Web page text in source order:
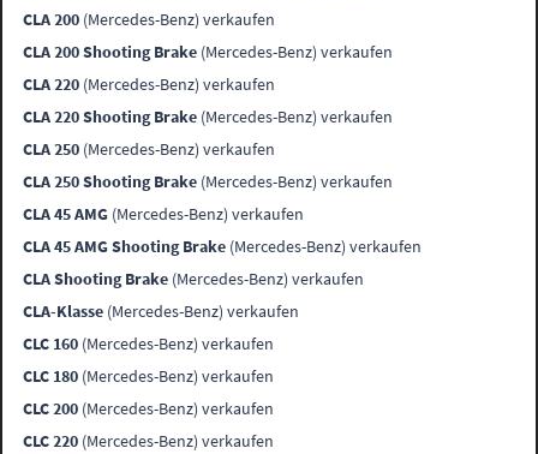
CLA 200 (Mercedes-Benz) verkaufen
CLA 200 Shooting Brake (Mercedes-Benz) verkaufen
CLA 220 (Mercedes-Benz) verkaufen
CLA 220 Shooting Brake (Mercedes-Benz) verkaufen
CLA 250 (Mercedes-Benz) verkaufen
CLA 250 Shooting Brake (Mercedes-Benz) verkaufen
CLA 45 AMG (Mercedes-Benz) verkaufen
CLA 45 AMG Shooting Brake (Mercedes-Benz) verkaufen
CLA Shooting Brake (Mercedes-Benz) verkaufen
CLA-Klasse (Mercedes-Benz) verkaufen
CLC 160 (Mercedes-Benz) verkaufen
CLC 180 (Mercedes-Benz) verkaufen
CLC 200 (Mercedes-Benz) verkaufen
CLC 220 (Mercedes-Benz) verkaufen